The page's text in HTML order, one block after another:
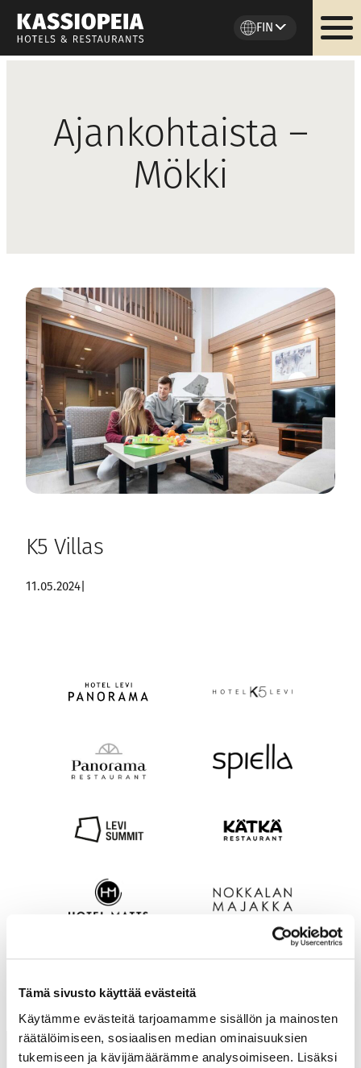
Tämä sivusto käyttää evästeitä
Käytämme evästeitä tarjoamamme sisällön ja mainosten
räätälöimiseen, sosiaalisen median ominaisuuksien
tukemiseen ja kävijämäärämme analysoimiseen. Lisäksi
FIN
Ajankohtaista –
Mökki
K5 Villas
11.05.2024